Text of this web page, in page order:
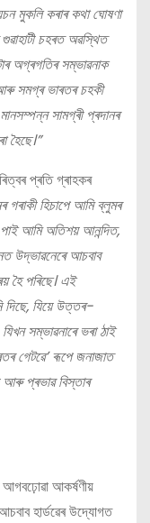
মুকলি কৰাৰ কথা ঘোষণা
চহৰত অৱস্থিত
অগ্ৰগতিৰ সম্ভাৱনাক
সমগ্ৰ ভাৰতৰ চহকী
সামগ্ৰী প্ৰদানৰ
প্ৰতি গ্ৰাহকৰ
গৰাকী হিচাপে আমি ব্লুমৰ
পাই আমি অতিশয় আনন্দিত,
উদ্ভাৱনেৰে আচবাব
হৈ পৰিছে। এই
যিয়ে উত্তৰ-
সম্ভাৱনাৰে ভৰা ঠাই
গেটৱে’ ৰূপে জনাজাত
আৰু প্ৰভাৱ বিস্তাৰ
আগবঢ়োৱা আকৰ্ষণীয়
হাৰ্ডৱেৰ উদ্যোগত